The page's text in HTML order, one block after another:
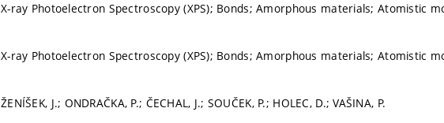
X-ray Photoelectron Spectroscopy (XPS); Bonds; Amorphous materials; Atomistic
X-ray Photoelectron Spectroscopy (XPS); Bonds; Amorphous materials; Atomistic
ŽENÍŠEK, J.; ONDRAČKA, P.; ČECHAL, J.; SOUČEK, P.; HOLEC, D.; VAŠINA, P.